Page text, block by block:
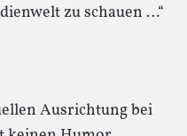
zu schauen …“
Ausrichtung bei